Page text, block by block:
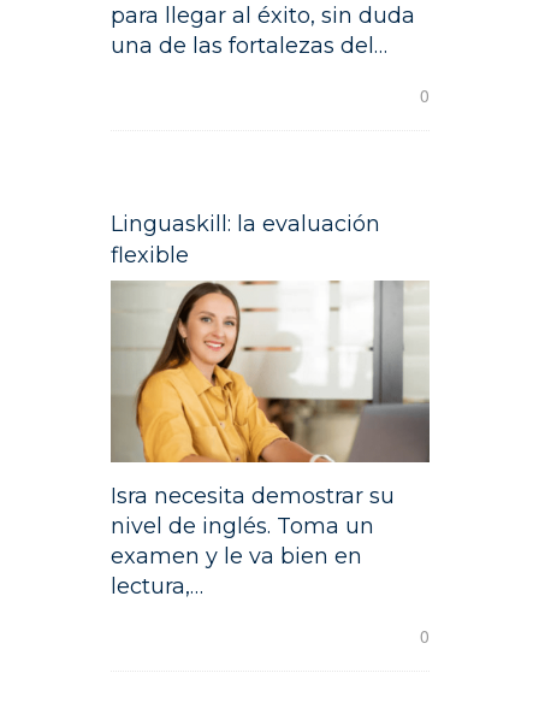
para llegar al éxito, sin duda
una de las fortalezas del…
0
Linguaskill: la evaluación
flexible
Isra necesita demostrar su
nivel de inglés. Toma un
examen y le va bien en
lectura,…
0